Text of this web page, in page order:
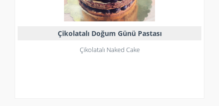
Çikolatalı Doğum Günü Pastası
Çikolatalı Naked Cake